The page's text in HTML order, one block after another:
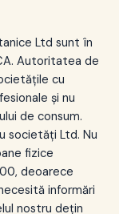
Ltd sunt în
Autoritatea de
cu
și nu
de consum.
societăți Ltd. Nu
fizice
deoarece
informări
nostru dețin